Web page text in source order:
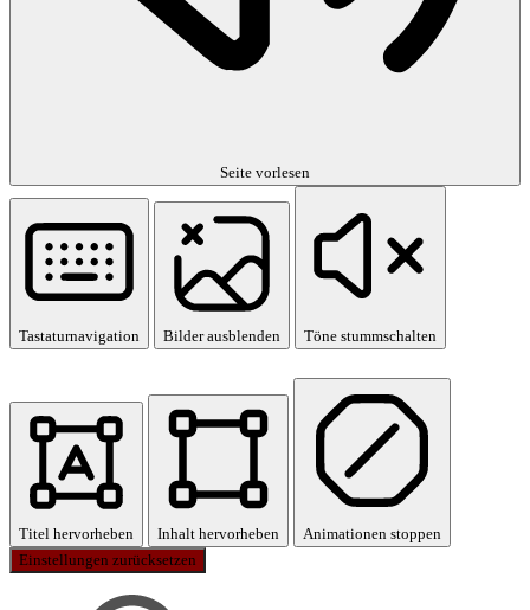
Seite vorlesen
Tastaturnavigation Bilder ausblenden Töne stummschalten
Titel hervorheben Inhalt hervorheben
Animationen stoppen
Einstellungen zurücksetzen